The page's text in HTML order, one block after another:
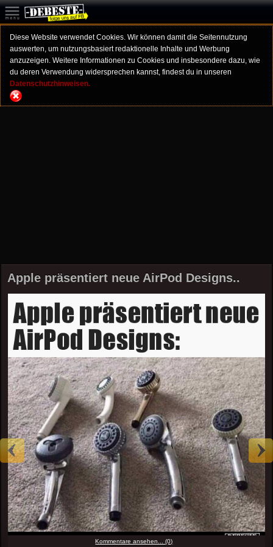
Diese Website verwendet Cookies. Wir können damit die Seitennutzung
auswerten, um nutzungsbasiert redaktionelle Inhalte und Werbung
anzuzeigen. Weitere Informationen zu Cookies und insbesondere dazu, wie
du deren Verwendung widersprechen kannst, findest du in unseren
Datenschutzhinweisen.
Apple präsentiert neue AirPod Designs..
Kommentare ansehen... (0)